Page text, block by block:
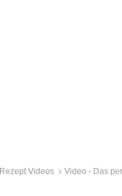
Rezept Videos Video - Das